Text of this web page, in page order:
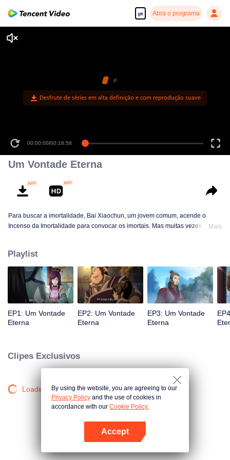
pt Abra o programa
Abra o programa
Desfrute de séries em alta definição e com reprodução suave
00:00:00/00:18:58
Um Vontade Eterna
Para buscar a imortalidade, Bai Xiaochun, um jovem comum, acende o
Incenso da Imortalidade para convocar os imortais. Mas muitas vezes ele é
tramas divertidas. Venha assistir para encher seu verão de alegria.
Mais
Playlist
EP1: Um Vontade
Eterna
EP2: Um Vontade
Eterna
EP3: Um Vontade
Eterna
Clipes Exclusivos
Loading…By using the website, you are agreeing to our
Privacy Policy and the use of cookies in
accordance with our Cookie Policy.
Accept